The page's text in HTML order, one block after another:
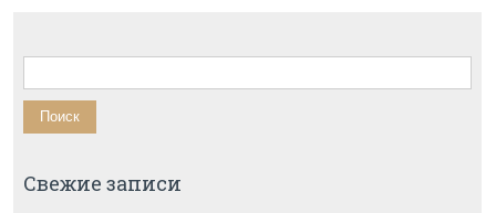
Найти:
Свежие записи